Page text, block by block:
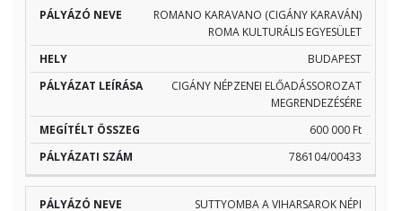
ROMANO KARAVANO (CIGÁNY KARAVÁN)
ROMA KULTURÁLIS EGYESÜLET
BUDAPEST
CIGÁNY NÉPZENEI ELŐADÁSSOROZAT
MEGRENDEZÉSÉRE
600 000 Ft
786104/00433
SUTTYOMBA A VIHARSAROK NÉPI